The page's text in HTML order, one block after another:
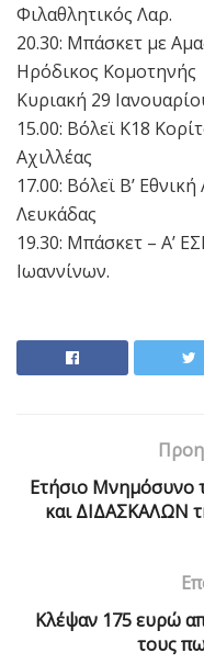
Φιλαθλητικός Λαρ.
20.30: Μπάσκετ με
Ηρόδικος Κομοτηνής
Κυριακή 29
15.00: Βόλεϊ Κ18
Αχιλλέας
17.00: Βόλεϊ Β’
Λευκάδας
19.30: Μπάσκετ – Α’
Ιωαννίνων.
Eτήσιο Mνημόσυνο
και ΔΙΔΑΣΚΑΛΩΝ
Κλέψαν 175 ευρώ
τους